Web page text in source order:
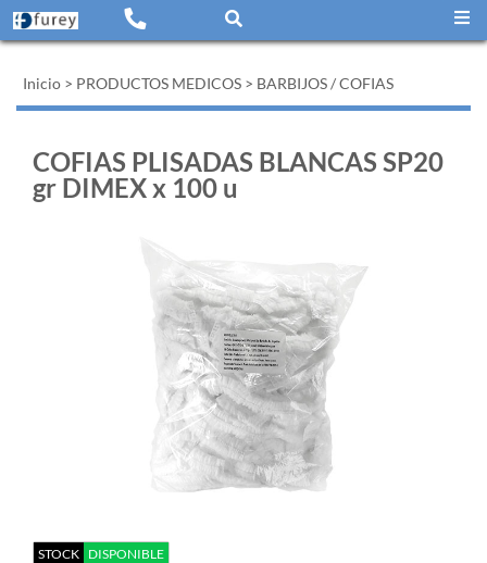
Inicio > PRODUCTOS MEDICOS > BARBIJOS / COFIAS
COFIAS PLISADAS BLANCAS SP20
gr DIMEX x 100 u
STOCK DISPONIBLE